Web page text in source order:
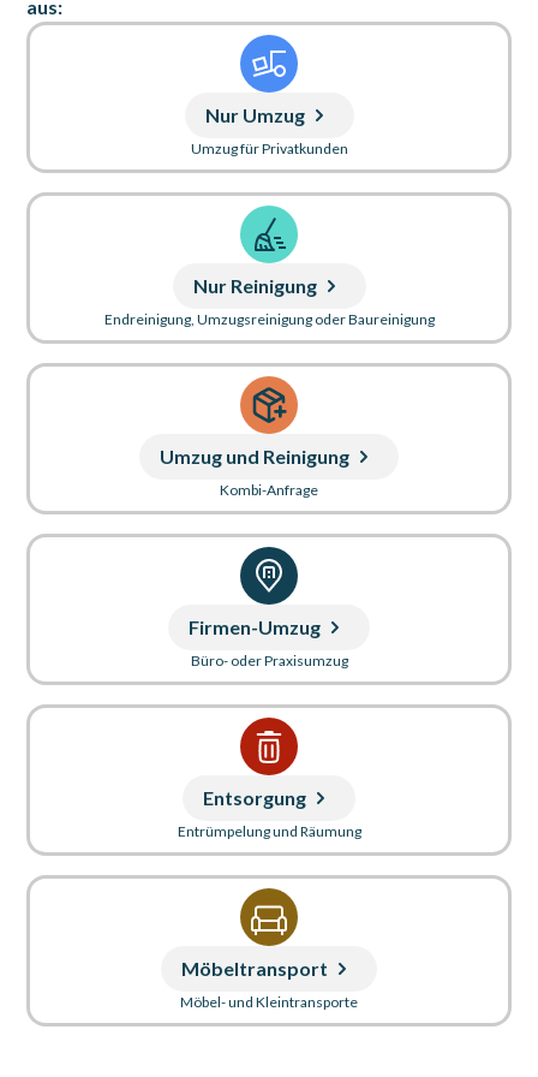
aus:
Nur Umzug
Umzug für Privatkunden
Nur Reinigung
Endreinigung, Umzugsreinigung oder Baureinigung
Umzug und Reinigung
Kombi-Anfrage
Firmen-Umzug
Büro- oder Praxisumzug
Entsorgung
Entrümpelung und Räumung
Möbeltransport
Möbel- und Kleintransporte